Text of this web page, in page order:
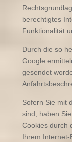
berechtigtes
Funktionalität
Durch die so
Google
gesendet
Sofern Sie mit
sind, haben
Cookies durch
Ihrem Internet-